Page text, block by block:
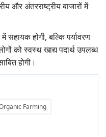
और अंतरराष्ट्रीय बाजारों में
होगी, बल्कि पर्यावरण
को स्वस्थ खाद्य पदार्थ उपलब्ध
होगी।
Farming